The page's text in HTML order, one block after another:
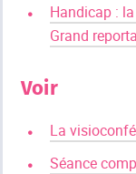
Handicap :
Grand
Voir
La
Séance